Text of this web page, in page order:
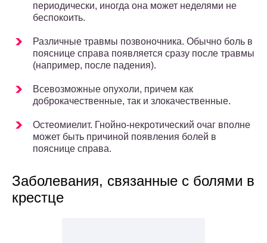
периодически, иногда она может неделями не
беспокоить.
Различные травмы позвоночника. Обычно боль в
пояснице справа появляется сразу после травмы
(например, после падения).
Всевозможные опухоли, причем как
доброкачественные, так и злокачественные.
Остеомиелит. Гнойно-некротический очаг вполне
может быть причиной появления болей в
пояснице справа.
Заболевания, связанные с болями в
крестце